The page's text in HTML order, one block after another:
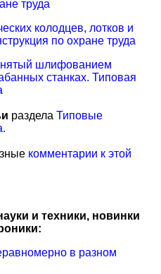
труда
колодцев, лотков и
по охране труда
шлифованием
станках. Типовая
раздела Типовые
.
комментарии к этой
и техники, новинки
в разном